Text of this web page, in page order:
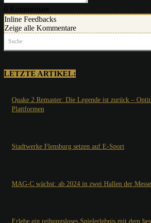
Inline Feedbacks
Zeige alle Kommentare
Suche
LETZTE ARTIKEL:
Quake 2 Remaster: Die Legende ist zurück –
Plattformen
Stadtwerke Flensburg setzen auf E-Sport
MAG-C wächst: ab 2024 in zwei Hallen der
Erlebe ein reibungsloses Spielerlebnis mit dem